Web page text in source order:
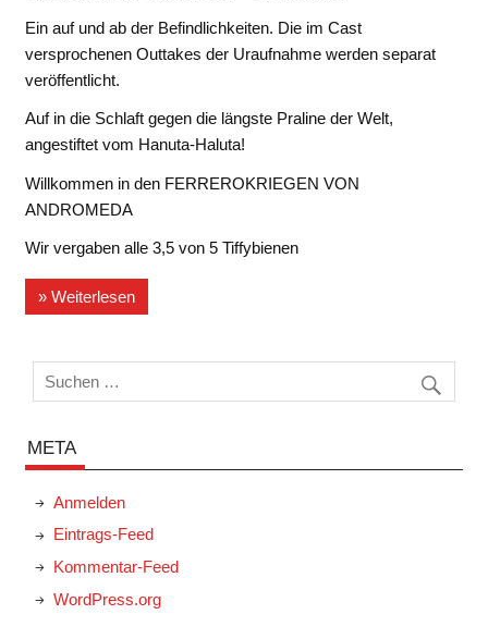
Ein auf und ab der Befindlichkeiten. Die im Cast
versprochenen Outtakes der Uraufnahme werden separat
veröffentlicht.
Auf in die Schlaft gegen die längste Praline der Welt,
angestiftet vom Hanuta-Haluta!
Willkommen in den FERREROKRIEGEN VON
ANDROMEDA
Wir vergaben alle 3,5 von 5 Tiffybienen
» Weiterlesen
META
Anmelden
Eintrags-Feed
Kommentar-Feed
WordPress.org